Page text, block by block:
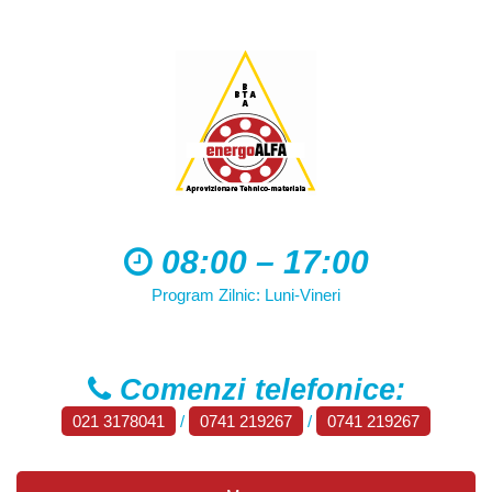
08:00 – 17:00
Program Zilnic: Luni-Vineri
Comenzi telefonice:
021 3178041 / 0741 219267 / 0741 219267